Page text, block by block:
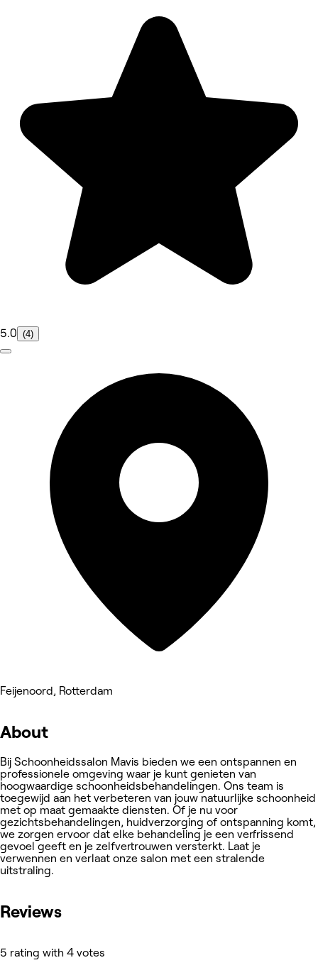
5.0 (4)
Feijenoord, Rotterdam
About
Bij Schoonheidssalon Mavis bieden we een ontspannen en
professionele omgeving waar je kunt genieten van
hoogwaardige schoonheidsbehandelingen. Ons team is
toegewijd aan het verbeteren van jouw natuurlijke schoonheid
met op maat gemaakte diensten. Of je nu voor
gezichtsbehandelingen, huidverzorging of ontspanning komt,
we zorgen ervoor dat elke behandeling je een verfrissend
gevoel geeft en je zelfvertrouwen versterkt. Laat je
verwennen en verlaat onze salon met een stralende
uitstraling.
Reviews
5 rating with 4 votes